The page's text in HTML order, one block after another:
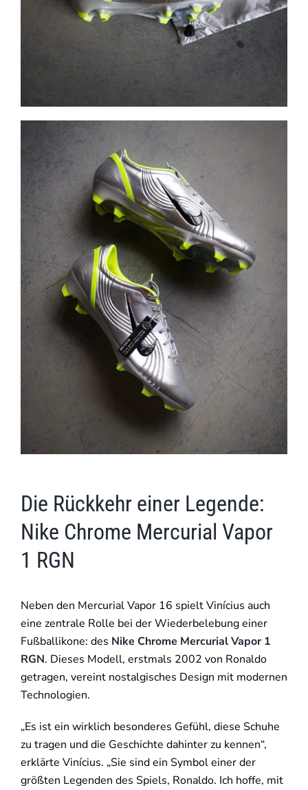
Die Rückkehr einer Legende:
Nike Chrome Mercurial Vapor
1 RGN
Neben den Mercurial Vapor 16 spielt Vinícius auch
eine zentrale Rolle bei der Wiederbelebung einer
Fußballikone: des Nike Chrome Mercurial Vapor 1
RGN. Dieses Modell, erstmals 2002 von Ronaldo
getragen, vereint nostalgisches Design mit modernen
Technologien.
„Es ist ein wirklich besonderes Gefühl, diese Schuhe
zu tragen und die Geschichte dahinter zu kennen“,
erklärte Vinícius. „Sie sind ein Symbol einer der
größten Legenden des Spiels, Ronaldo. Ich hoffe, mit